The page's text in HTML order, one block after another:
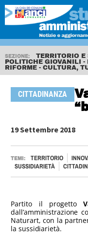
SEZIONE:
TERRITORIO E
POLITICHE GIOVANILI
RIFORME - CULTURA,
CITTADINANZA
19 Settembre 2018
TEMI: TERRITORIO
SUSSIDIARIETÀ
Partito il progetto
dall’amministrazione
Naturart, con la
la sussidiarietà.